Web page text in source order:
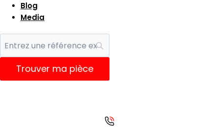
Blog
Media
Trouver ma pièce